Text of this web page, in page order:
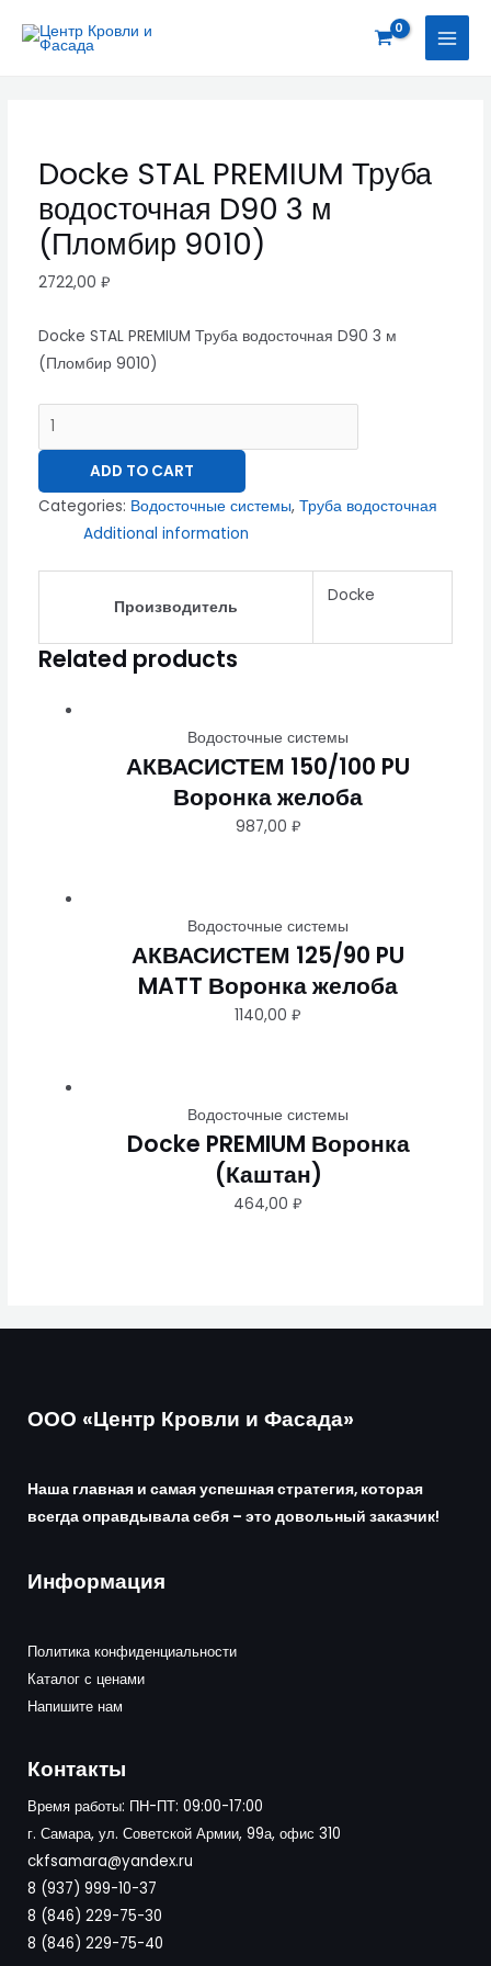
Docke STAL PREMIUM Труба
водосточная D90 3 м
(Пломбир 9010)
2722,00 ₽
Docke STAL PREMIUM Труба водосточная D90 3 м
(Пломбир 9010)
STAL
3
м
(Пломбир
9010)
quantity
ADD TO CART
Categories: Водосточные системы, Труба водосточная
Additional information
Производитель
Docke
Related products
Водосточные системы
АКВАСИСТЕМ 150/100 PU
Воронка желоба
987,00 ₽
Водосточные системы
АКВАСИСТЕМ 125/90 PU
MATT Воронка желоба
1140,00₽
Водосточные системы
Docke PREMIUM Воронка
(Каштан)
464,00₽
ООО «Центр Кровли и Фасада»
Наша главная и самая успешная стратегия, которая
всегда оправдывала себя – это довольный заказчик!
Информация
Политика конфиденциальности
Каталог с ценами
Напишите нам
Контакты
Время работы: ПН-ПТ: 09:00-17:00
г. Самара, ул. Советской Армии, 99а, офис 310
ckfsamara@yandex.ru
8 (937) 999-10-37
8 (846) 229-75-30
8 (846) 229-75-40